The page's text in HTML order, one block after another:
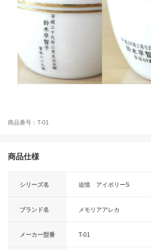
商品番号：T-01
商品仕様
シリーズ名 追憶 アイボリーS
ブランド名 メモリアアレカ
メーカー型番 T-01